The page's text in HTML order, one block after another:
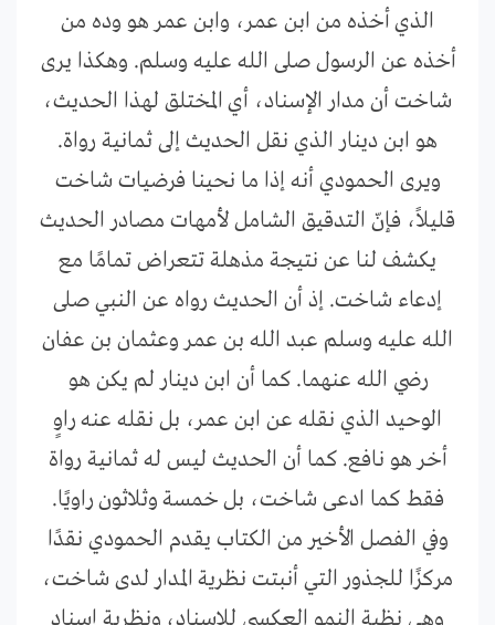
الذي أخذه من ابن عمر، وابن عمر هو وده من
أخذه عن الرسول صلى الله عليه وسلم. وهكذا يرى
شاخت أن مدار الإسناد، أي المختلق لهذا الحديث،
هو ابن دينار الذي نقل الحديث إلى ثمانية رواة.
ويرى الحمودي أنه إذا ما نحينا فرضيات شاخت
قليلاً، فإنّ التدقيق الشامل لأمهات مصادر الحديث
يكشف لنا عن نتيجة مذهلة تتعراض تمامًا مع
إدعاء شاخت. إذ أن الحديث رواه عن النبي صلى
الله عليه وسلم عبد الله بن عمر وعثمان بن عفان
رضي الله عنهما. كما أن ابن دينار لم يكن هو
الوحيد الذي نقله عن ابن عمر، بل نقله عنه راوٍ
أخر هو نافع. كما أن الحديث ليس له ثمانية رواة
فقط كما ادعى شاخت، بل خمسة وثلاثون راويًا.
وفي الفصل الأخير من الكتاب يقدم الحمودي نقدًا
مركزًا للجذور التي أنبتت نظرية المدار لدى شاخت،